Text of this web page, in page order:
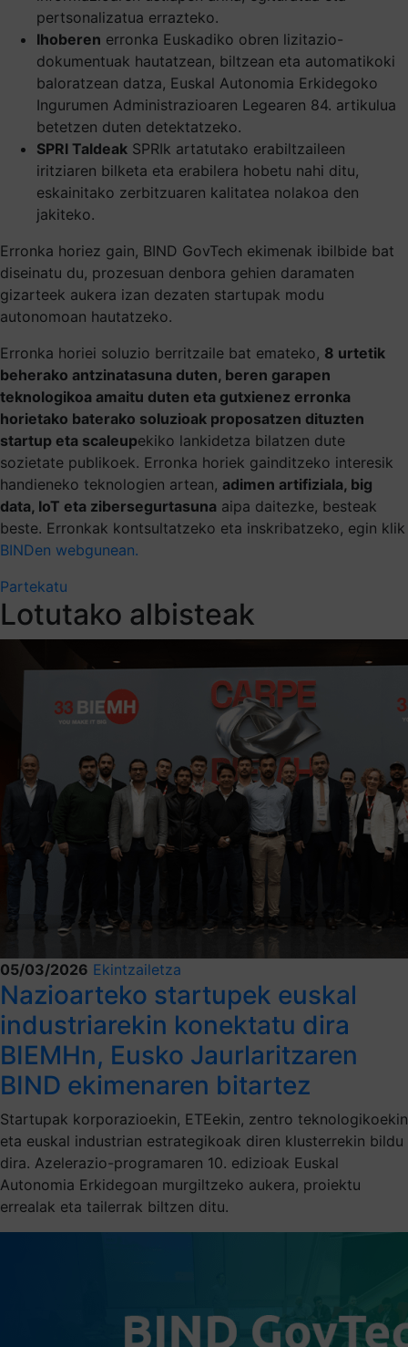
pertsonalizatua errazteko.
Ihoberen erronka Euskadiko obren lizitazio-
dokumentuak hautatzean, biltzean eta automatikoki
baloratzean datza, Euskal Autonomia Erkidegoko
Ingurumen Administrazioaren Legearen 84. artikulua
betetzen duten detektatzeko.
SPRI Taldeak SPRIk artatutako erabiltzaileen
iritziaren bilketa eta erabilera hobetu nahi ditu,
eskainitako zerbitzuaren kalitatea nolakoa den
jakiteko.
Erronka horiez gain, BIND GovTech ekimenak ibilbide bat
diseinatu du, prozesuan denbora gehien daramaten
gizarteek aukera izan dezaten startupak modu
autonomoan hautatzeko.
Erronka horiei soluzio berritzaile bat emateko, 8 urtetik
beherako antzinatasuna duten, beren garapen
teknologikoa amaitu duten eta gutxienez erronka
horietako baterako soluzioak proposatzen dituzten
startup eta scaleupekiko lankidetza bilatzen dute
sozietate publikoek. Erronka horiek gainditzeko interesik
handieneko teknologien artean, adimen artifiziala, big
data, IoT eta zibersegurtasuna aipa daitezke, besteak
beste. Erronkak kontsultatzeko eta inskribatzeko, egin klik
BINDen webgunean.
Partekatu
Lotutako albisteak
05/03/2026 Ekintzailetza
Nazioarteko startupek euskal
industriarekin konektatu dira
BIEMHn, Eusko Jaurlaritzaren
BIND ekimenaren bitartez
Startupak korporazioekin, ETEekin, zentro teknologikoekin
eta euskal industrian estrategikoak diren klusterrekin bildu
dira. Azelerazio-programaren 10. edizioak Euskal
Autonomia Erkidegoan murgiltzeko aukera, proiektu
errealak eta tailerrak biltzen ditu.